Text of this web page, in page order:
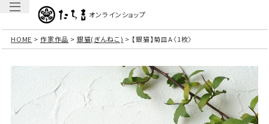
オンラインショップ
HOME 作家作品 銀猫(ぎんねこ) 【銀猫】菊皿A〈1枚〉